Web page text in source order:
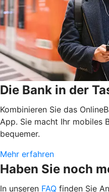
Die Bank in der
Kombinieren Sie das
App. Sie macht Ihr mobiles
bequemer.
Mehr erfahren
Haben Sie noch
In unseren FAQ finden Sie